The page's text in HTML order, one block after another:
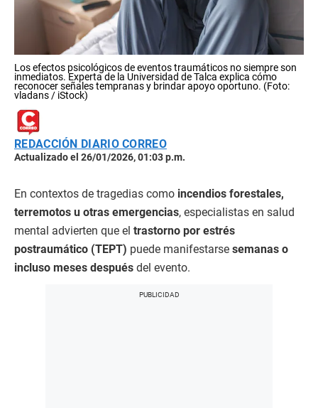
Los efectos psicológicos de eventos traumáticos no siempre son
inmediatos. Experta de la Universidad de Talca explica cómo
reconocer señales tempranas y brindar apoyo oportuno. (Foto:
vladans / iStock)
REDACCIÓN DIARIO CORREO
Actualizado el 26/01/2026, 01:03 p.m.
En contextos de tragedias como incendios forestales,
terremotos u otras emergencias, especialistas en salud
mental advierten que el trastorno por estrés
postraumático (TEPT) puede manifestarse semanas o
incluso meses después del evento.